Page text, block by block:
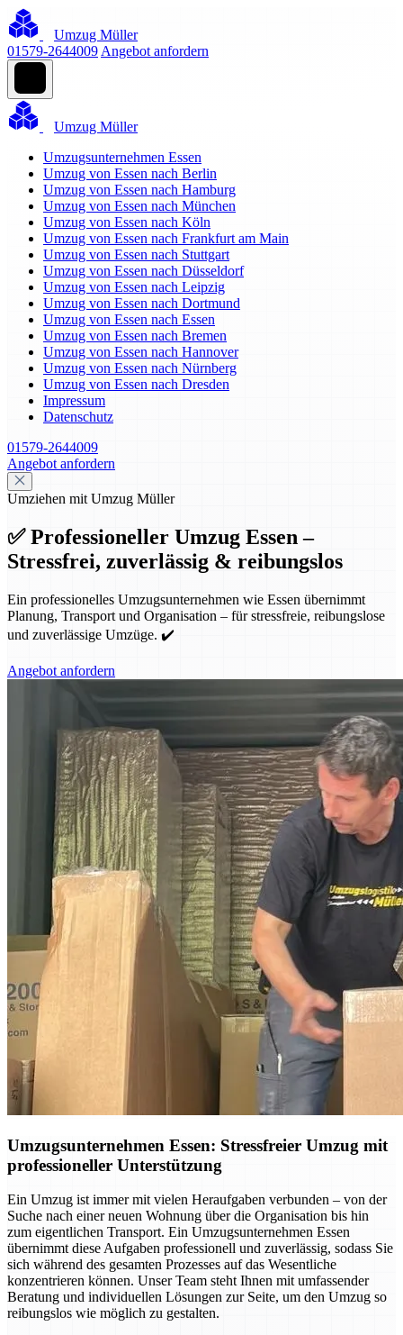
Umzug Müller
01579-2644009 Angebot anfordern
Umzug Müller
Umzugsunternehmen Essen
Umzug von Essen nach Berlin
Umzug von Essen nach Hamburg
Umzug von Essen nach München
Umzug von Essen nach Köln
Umzug von Essen nach Frankfurt am Main
Umzug von Essen nach Stuttgart
Umzug von Essen nach Düsseldorf
Umzug von Essen nach Leipzig
Umzug von Essen nach Dortmund
Umzug von Essen nach Essen
Umzug von Essen nach Bremen
Umzug von Essen nach Hannover
Umzug von Essen nach Nürnberg
Umzug von Essen nach Dresden
Impressum
Datenschutz
01579-2644009
Angebot anfordern
Umziehen mit Umzug Müller
✅ Professioneller Umzug Essen –
Stressfrei, zuverlässig & reibungslos
Ein professionelles Umzugsunternehmen wie Essen übernimmt
Planung, Transport und Organisation – für stressfreie, reibungslose
und zuverlässige Umzüge. ✔️
Angebot anfordern
Umzugsunternehmen Essen: Stressfreier Umzug mit
professioneller Unterstützung
Ein Umzug ist immer mit vielen Heraufgaben verbunden – von der
Suche nach einer neuen Wohnung über die Organisation bis hin
zum eigentlichen Transport. Ein Umzugsunternehmen Essen
übernimmt diese Aufgaben professionell und zuverlässig, sodass Sie
sich während des gesamten Prozesses auf das Wesentliche
konzentrieren können. Unser Team steht Ihnen mit umfassender
Beratung und individuellen Lösungen zur Seite, um den Umzug so
reibungslos wie möglich zu gestalten.